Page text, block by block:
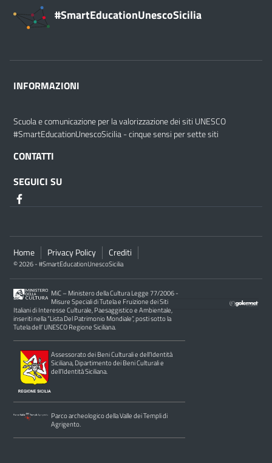
#SmartEducationUnescoSicilia
INFORMAZIONI
Scuola e comunicazione per la valorizzazione dei siti UNESCO
#SmartEducationUnescoSicilia - cinque sensi per sette siti
CONTATTI
SEGUICI SU
Home Privacy Policy Crediti
© 2026 - #SmartEducationUnescoSicilia
MiC – Ministero della Cultura Legge 77/2006 -
Misure Speciali di Tutela e Fruizione dei Siti
Italiani di Interesse Culturale, Paesaggistico e Ambientale,
inseriti nella “Lista Del Patrimonio Mondiale”, posti sotto la
Tutela dell’ UNESCO Regione Siciliana.
Assessorato dei Beni Culturali e dell’Identità
Siciliana, Dipartimento dei Beni Culturali e
dell’Identità Siciliana.
Parco archeologico della Valle dei Templi di
Agrigento.